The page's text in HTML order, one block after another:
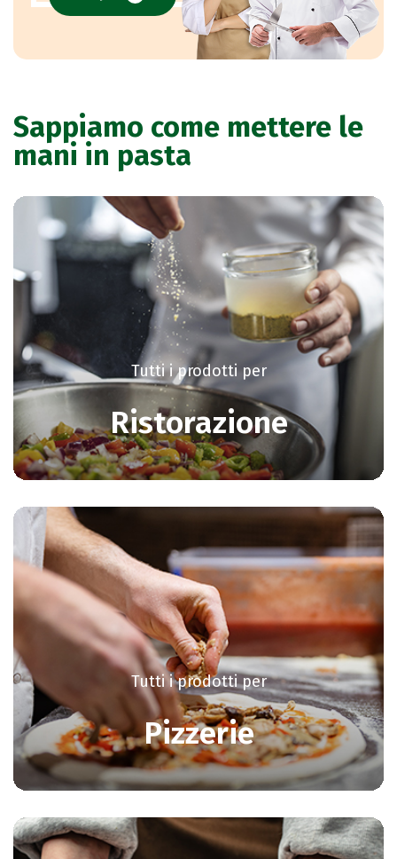
Sappiamo come mettere le
mani in pasta
Tutti i prodotti per
Ristorazione
Tutti i prodotti per
Pizzerie